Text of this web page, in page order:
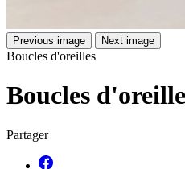
Previous image Next image
Boucles d'oreilles
Boucles
Partager